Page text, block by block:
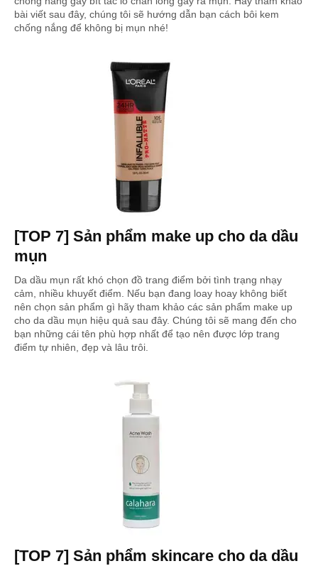
bài viết sau đây, chúng tôi sẽ hướng dẫn bạn cách bôi kem
chống nắng để không bị mụn nhé!
[TOP 7] Sản phẩm make up cho da dầu
mụn
Da dầu mụn rất khó chọn đồ trang điểm bởi tình trạng nhạy
cảm, nhiều khuyết điểm. Nếu bạn đang loay hoay không biết
nên chọn sản phẩm gì hãy tham khảo các sản phẩm make up
cho da dầu mụn hiệu quả sau đây. Chúng tôi sẽ mang đến cho
bạn những cái tên phù hợp nhất để tạo nên được lớp trang
điểm tự nhiên, đẹp và lâu trôi.
[TOP 7] Sản phẩm skincare cho da dầu